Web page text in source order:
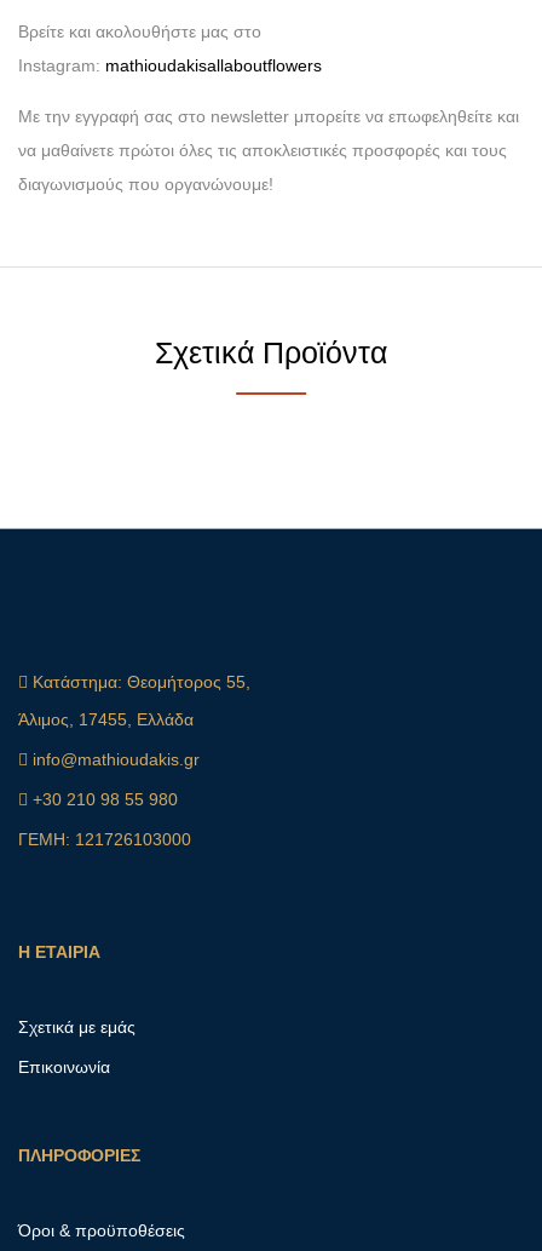
Βρείτε και ακολουθήστε μας στο
Instagram: mathioudakisallaboutflowers
Με την εγγραφή σας στο newsletter μπορείτε να επωφεληθείτε και
να μαθαίνετε πρώτοι όλες τις αποκλειστικές προσφορές και τους
διαγωνισμούς που οργανώνουμε!
Σχετικά Προϊόντα
Κατάστημα: Θεομήτορος 55,
Άλιμος, 17455, Ελλάδα
info@mathioudakis.gr
+30 210 98 55 980
ΓΕΜΗ: 121726103000
Η ΕΤΑΙΡΙΑ
Σχετικά με εμάς
Επικοινωνία
ΠΛΗΡΟΦΟΡΙΕΣ
Όροι & προϋποθέσεις